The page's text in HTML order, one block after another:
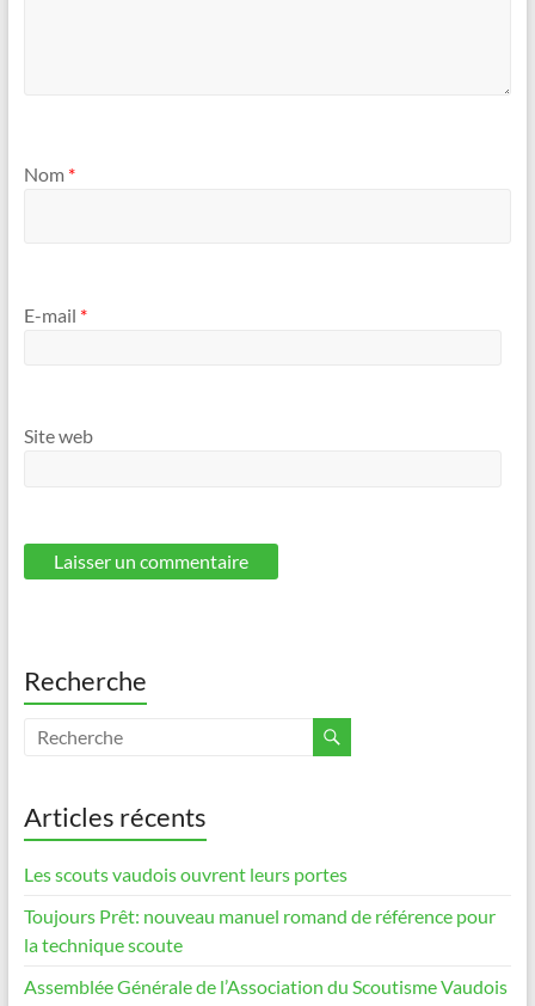
Nom *
E-mail *
Site web
Recherche
Articles récents
Les scouts vaudois ouvrent leurs portes
Toujours Prêt: nouveau manuel romand de référence pour
la technique scoute
Assemblée Générale de l’Association du Scoutisme Vaudois